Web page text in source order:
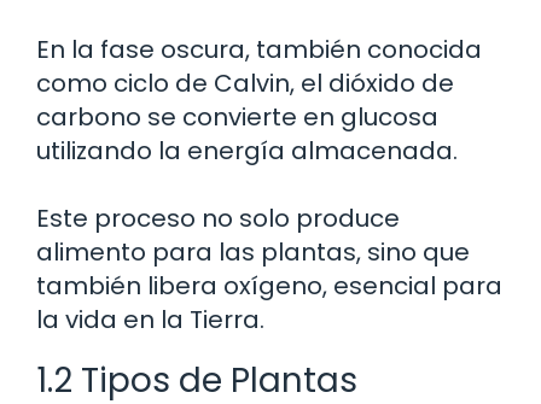
En la fase oscura, también conocida
como ciclo de Calvin, el dióxido de
carbono se convierte en glucosa
utilizando la energía almacenada.
Este proceso no solo produce
alimento para las plantas, sino que
también libera oxígeno, esencial para
la vida en la Tierra.
1.2 Tipos de Plantas